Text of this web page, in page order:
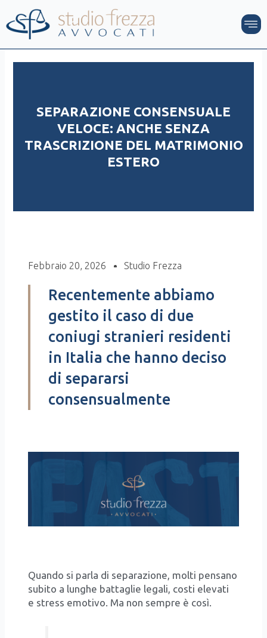
contenuto
SEPARAZIONE CONSENSUALE
VELOCE: ANCHE SENZA
TRASCRIZIONE DEL MATRIMONIO
ESTERO
Febbraio 20, 2026 Studio Frezza
Recentemente abbiamo
gestito il caso di due
coniugi stranieri residenti
in Italia che hanno deciso
di separarsi
consensualmente
Quan­do si par­la di sepa­ra­zio­ne, mol­ti pen­sa­no
subi­to a lun­ghe bat­ta­glie lega­li, costi ele­va­ti
e stress emo­ti­vo. Ma non sem­pre è così.